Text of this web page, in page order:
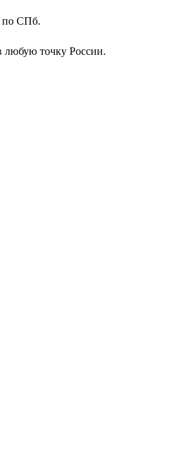
по СПб.
любую точку России.